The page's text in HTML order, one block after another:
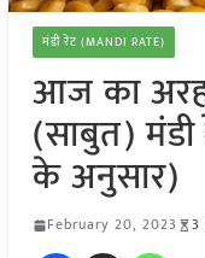
मंडी रेट (MANDI RATE)
आज का
(साबुत)
के अनुसार)
February 20, 2023 3